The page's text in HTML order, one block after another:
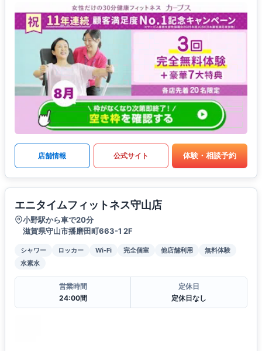
店舗情報 公式サイト 体験・相談予約
エニタイムフィットネス守山店
小野駅から車で20分
滋賀県守山市播磨田町663-1 2F
シャワー ロッカー Wi-Fi 完全個室 他店舗利用
無料体験
水素水
営業時間
24:00間
定休日
定休日なし